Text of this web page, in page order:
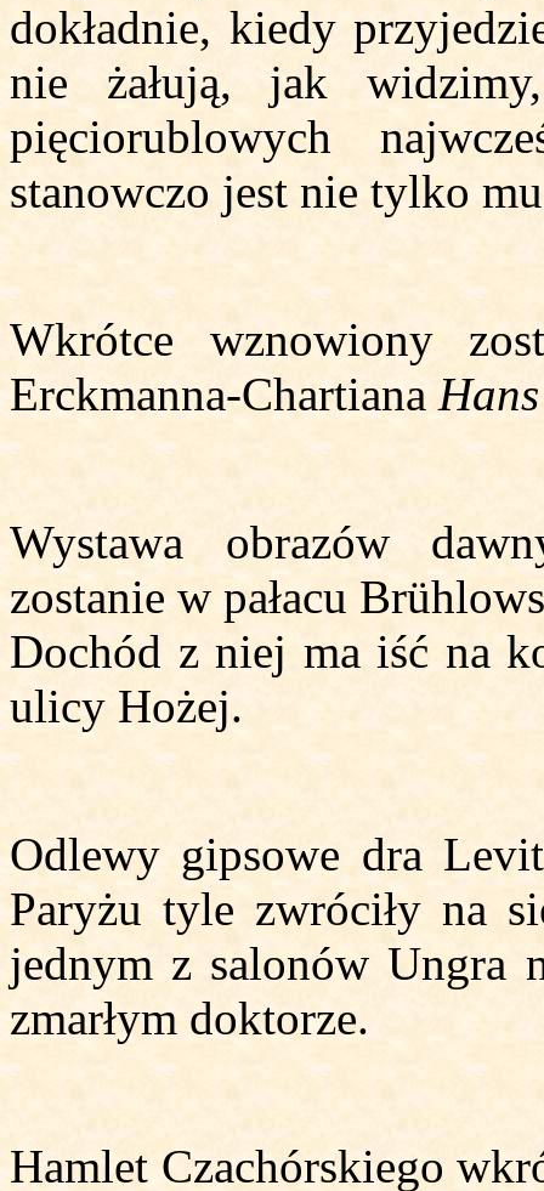
dokładnie, kiedy
nie żałują, jak
pięciorublowych
stanowczo jest nie tylko
Wkrótce wznowiony
Erckmanna-Chartiana
Wystawa obrazów
zostanie w pałacu
Dochód z niej ma iść na
ulicy Hożej.
Odlewy gipsowe dra
Paryżu tyle zwróciły na
jednym z salonów Ungra
zmarłym doktorze.
Hamlet Czachórskiego